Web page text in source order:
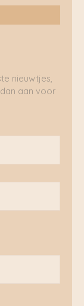
nieuwtjes,
aan voor